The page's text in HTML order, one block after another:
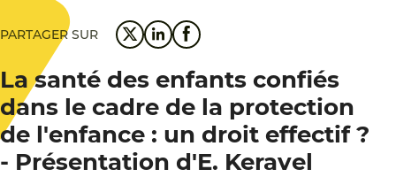
PARTAGER SUR
La santé des enfants confiés
dans le cadre de la protection
de l'enfance : un droit effectif ?
- Présentation d'E. Keravel